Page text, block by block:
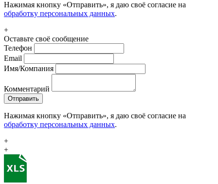
Нажимая кнопку «Отправить», я даю своё согласие на
обработку персональных данных.
+
Оставьте своё сообщение
Телефон
Email
Имя/Компания
Комментарий
Отправить
Нажимая кнопку «Отправить», я даю своё согласие на
обработку персональных данных.
+
+